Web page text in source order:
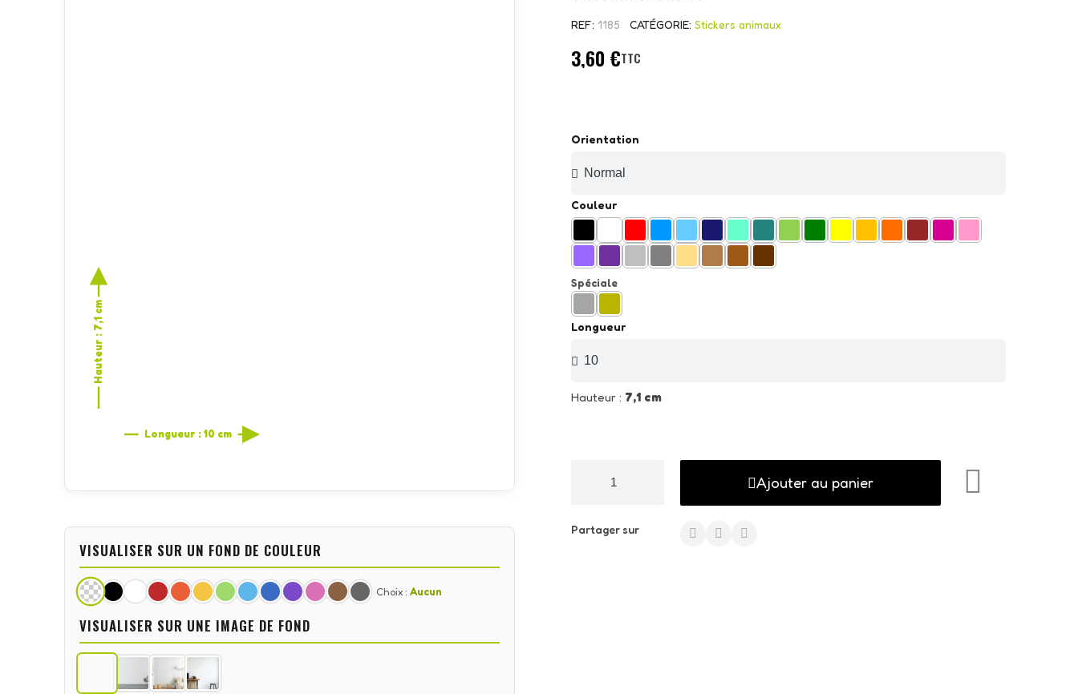
Hauteur : 7,1 cm
Longueur : 10 cm
VISUALISER SUR UN FOND DE COULEUR
Choix : Aucun
VISUALISER SUR UNE IMAGE DE FOND
REF 1185 CATÉGORIE Stickers animaux
3,60 €TTC
Orientation
Couleur
Spéciale
Longueur
Hauteur : 7,1 cm
Ajouter au panier
Partager sur